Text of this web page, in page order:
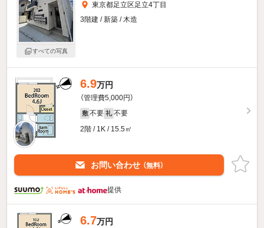
すべての写真
東京都足立区足立4丁目
3階建 / 新築 / 木造
6.9万円
（管理費5,000円）
敷 不要 礼 不要
2階 / 1K / 15.5㎡
お問い合わせ （無料）
提供
6.7万円